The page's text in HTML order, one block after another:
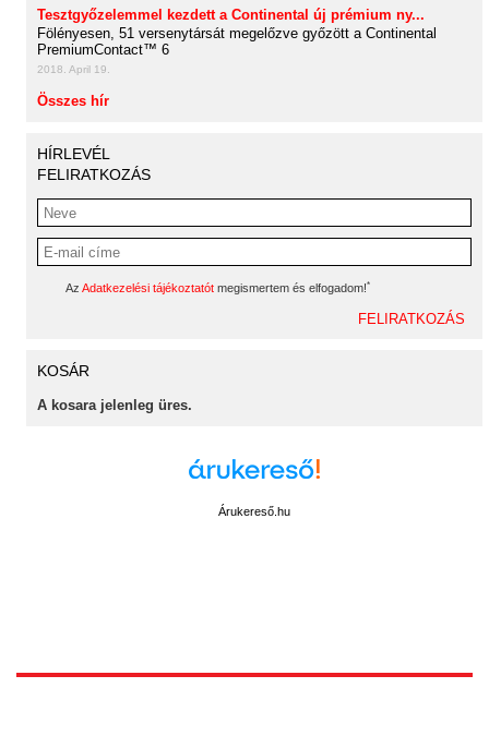
Tesztgyőzelemmel kezdett a Continental új prémium ny...
Fölényesen, 51 versenytársát megelőzve győzött a Continental
PremiumContact™ 6
2018. April 19.
Összes hír
HÍRLEVÉL
FELIRATKOZÁS
Az Adatkezelési tájékoztatót megismertem és elfogadom!*
KOSÁR
A kosara jelenleg üres.
Árukereső.hu